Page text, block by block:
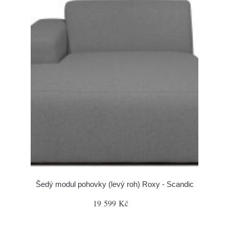
Šedý modul pohovky (levý roh) Roxy - Scandic
19 599 Kč